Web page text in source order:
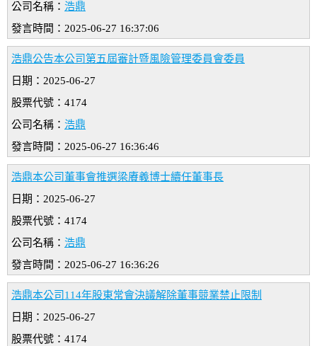
公司名稱： 浩鼎
發言時間：2025-06-27 16:37:06
浩鼎公告本公司第五屆審計暨風險管理委員會委員
日期：2025-06-27
股票代號：4174
公司名稱： 浩鼎
發言時間：2025-06-27 16:36:46
浩鼎本公司董事會推選梁賡義博士續任董事長
日期：2025-06-27
股票代號：4174
公司名稱： 浩鼎
發言時間：2025-06-27 16:36:26
浩鼎本公司114年股東常會決議解除董事競業禁止限制
日期：2025-06-27
股票代號：4174